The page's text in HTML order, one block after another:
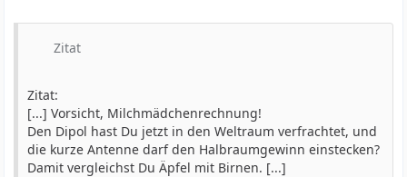
Zitat
Zitat:
[...] Vorsicht, Milchmädchenrechnung!
Den Dipol hast Du jetzt in den Weltraum verfrachtet, und
die kurze Antenne darf den Halbraumgewinn einstecken?
Damit vergleichst Du Äpfel mit Birnen. [...]